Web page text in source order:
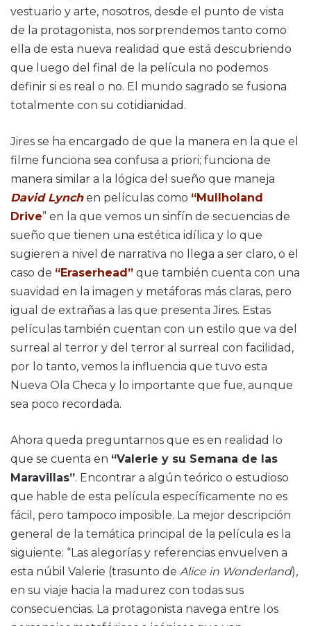
vestuario y arte, nosotros, desde el punto de vista
de la protagonista, nos sorprendemos tanto como
ella de esta nueva realidad que está descubriendo
que luego del final de la película no podemos
definir si es real o no. El mundo sagrado se fusiona
totalmente con su cotidianidad.
Jires se ha encargado de que la manera en la que el
filme funciona sea confusa a priori; funciona de
manera similar a la lógica del sueño que maneja
David Lynchen películas como “Mullholand
Drive” en la que vemos un sinfín de secuencias de
sueño que tienen una estética idílica y lo que
sugieren a nivel de narrativa no llega a ser claro, o el
caso de “Eraserhead” que también cuenta con una
suavidad en la imagen y metáforas más claras, pero
igual de extrañas a las que presenta Jires. Estas
películas también cuentan con un estilo que va del
surreal al terror y del terror al surreal con facilidad,
por lo tanto, vemos la influencia que tuvo esta
Nueva Ola Checa y lo importante que fue, aunque
sea poco recordada.
Ahora queda preguntarnos que es en realidad lo
que se cuenta en “Valerie y su Semana de las
Maravillas”. Encontrar a algún teórico o estudioso
que hable de esta película específicamente no es
fácil, pero tampoco imposible. La mejor descripción
general de la temática principal de la película es la
siguiente: “Las alegorías y referencias envuelven a
esta núbil Valerie (trasunto de Alice in Wonderland),
en su viaje hacia la madurez con todas sus
consecuencias. La protagonista navega entre los